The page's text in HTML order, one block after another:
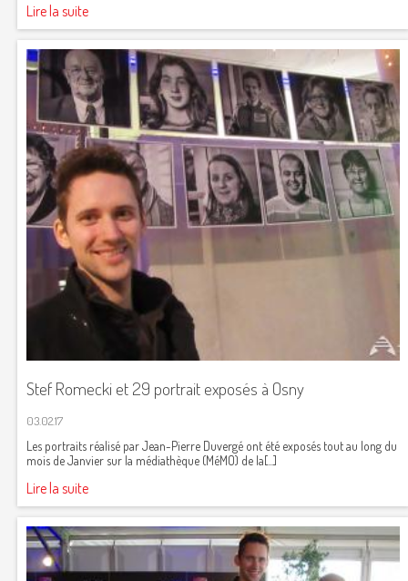
Lire la suite
Stef Romecki et 29 portrait exposés à Osny
03.02.17
Les portraits réalisé par Jean-Pierre Duvergé ont été exposés tout au long du
mois de Janvier sur la médiathèque (MéMO) de la[...]
Lire la suite